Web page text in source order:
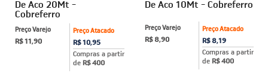
De Aco 20Mt -
Cobreferro
Preço Atacado
R$ 10,95
Compras a partir
de R$ 400
Preço Varejo
R$ 11,90
De Aco 10Mt - Cobreferro
Preço Atacado
R$ 8,19
Compras a partir
de R$ 400
Preço Varejo
R$ 8,90